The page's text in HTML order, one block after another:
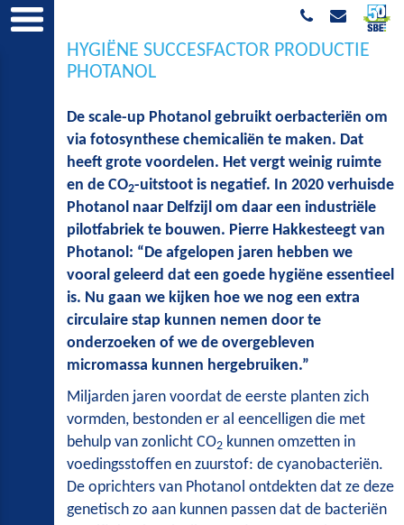
HYGIËNE SUCCESFACTOR PRODUCTIE
PHOTANOL
De scale-up Photanol gebruikt oerbacteriën om
via fotosynthese chemicaliën te maken. Dat
heeft grote voordelen. Het vergt weinig ruimte
en de CO2-uitstoot is negatief. In 2020 verhuisde
Photanol naar Delfzijl om daar een industriële
pilotfabriek te bouwen. Pierre Hakkesteegt van
Photanol: “De afgelopen jaren hebben we
vooral geleerd dat een goede hygiëne essentieel
is. Nu gaan we kijken hoe we nog een extra
circulaire stap kunnen nemen door te
onderzoeken of we de overgebleven
micromassa kunnen hergebruiken.”
Miljarden jaren voordat de eerste planten zich
vormden, bestonden er al eencelligen die met
behulp van zonlicht CO2 kunnen omzetten in
voedingsstoffen en zuurstof: de cyanobacteriën.
De oprichters van Photanol ontdekten dat ze deze
genetisch zo aan kunnen passen dat de bacteriën